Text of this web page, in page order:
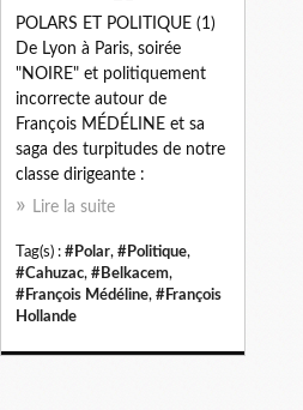
POLARS ET POLITIQUE (1)
De Lyon à Paris, soirée
"NOIRE" et politiquement
incorrecte autour de
François MÉDÉLINE et sa
saga des turpitudes de notre
classe dirigeante :
Lire la suite
Tag(s) : #Polar, #Politique,
#Cahuzac, #Belkacem,
#François Médéline, #François
Hollande